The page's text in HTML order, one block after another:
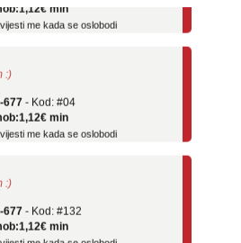
me kada se oslobodi
min
me kada se oslobodi
min
me kada se oslobodi